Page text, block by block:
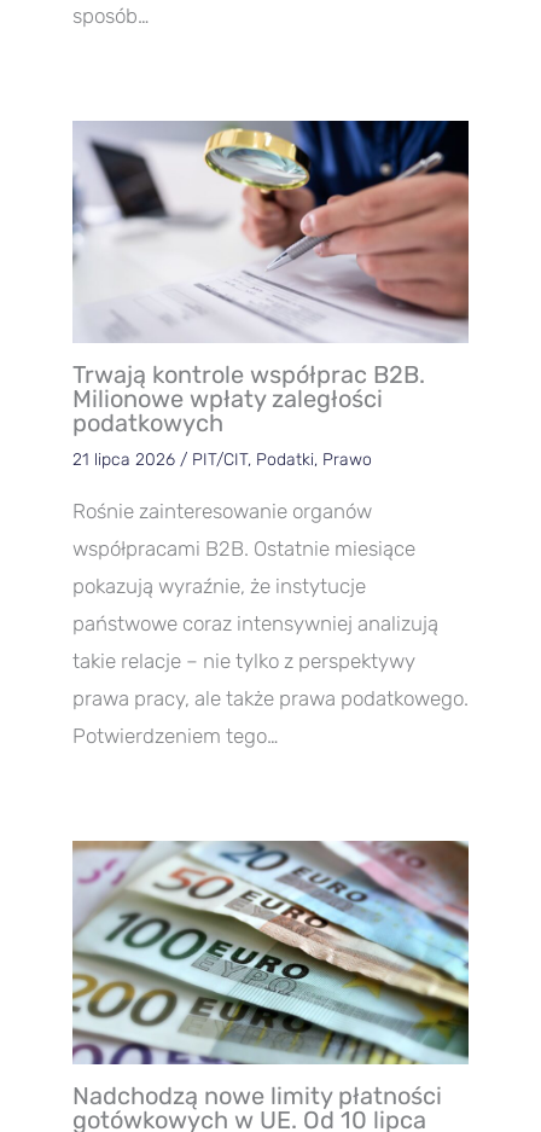
sposób…
Trwają kontrole współprac B2B.
Milionowe wpłaty zaległości
podatkowych
21 lipca 2026 / PIT/CIT, Podatki, Prawo
Rośnie zainteresowanie organów
współpracami B2B. Ostatnie miesiące
pokazują wyraźnie, że instytucje
państwowe coraz intensywniej analizują
takie relacje – nie tylko z perspektywy
prawa pracy, ale także prawa podatkowego.
Potwierdzeniem tego…
Nadchodzą nowe limity płatności
gotówkowych w UE. Od 10 lipca